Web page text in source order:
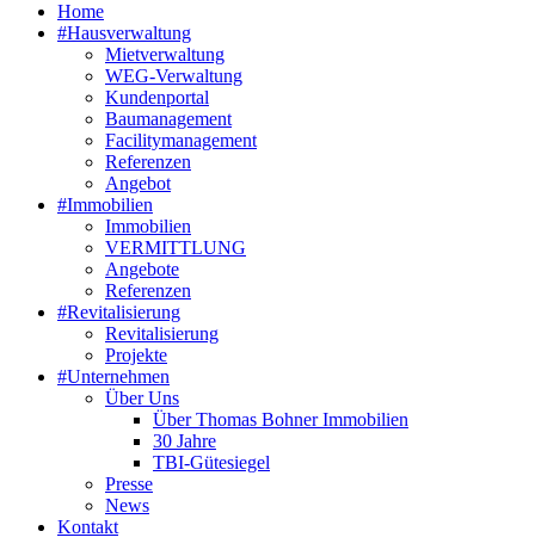
Home
#Hausverwaltung
Mietverwaltung
WEG-Verwaltung
Kundenportal
Baumanagement
Facilitymanagement
Referenzen
Angebot
#Immobilien
Immobilien
VERMITTLUNG
Angebote
Referenzen
#Revitalisierung
Revitalisierung
Projekte
#Unternehmen
Über Uns
Über Thomas Bohner Immobilien
30 Jahre
TBI-Gütesiegel
Presse
News
Kontakt